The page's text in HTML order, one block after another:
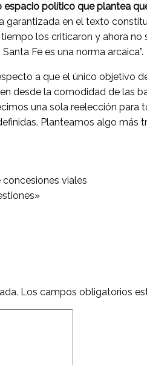
espacio político que plantea
garantizada en el texto
los criticaron y ahora no
Fe es una norma arcaica”.
a que el único objetivo
desde la comodidad de las
una sola reelección
Planteamos algo más
viales
Los campos obligatorios